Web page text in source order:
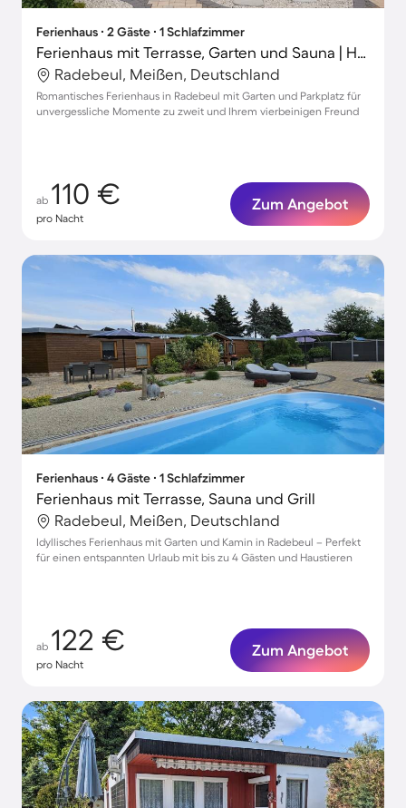
Ferienhaus ∙ 2 Gäste ∙ 1 Schlafzimmer
Ferienhaus mit Terrasse, Garten und Sauna | Haustiere sind willkommen
Radebeul, Meißen, Deutschland
Romantisches Ferienhaus in Radebeul mit Garten und Parkplatz für
unvergessliche Momente zu zweit und Ihrem vierbeinigen Freund
ab 110 €
pro Nacht
Zum Angebot
Ferienhaus ∙ 4 Gäste ∙ 1 Schlafzimmer
Ferienhaus mit Terrasse, Sauna und Grill
Radebeul, Meißen, Deutschland
Idyllisches Ferienhaus mit Garten und Kamin in Radebeul – Perfekt
für einen entspannten Urlaub mit bis zu 4 Gästen und Haustieren
ab 122 €
pro Nacht
Zum Angebot